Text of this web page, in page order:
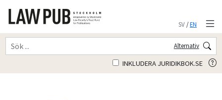
SV/EN
Alternativ
INKLUDERA JURIDIKBOK.SE